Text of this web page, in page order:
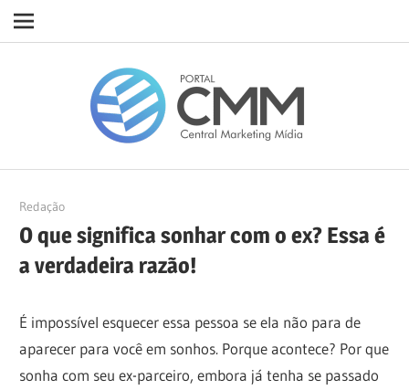
Navigation
10/05/2022
Redação
O que significa sonhar com o ex? Essa é
a verdadeira razão!
É impossível esquecer essa pessoa se ela não para de
aparecer para você em sonhos. Porque acontece? Por que
sonha com seu ex-parceiro, embora já tenha se passado